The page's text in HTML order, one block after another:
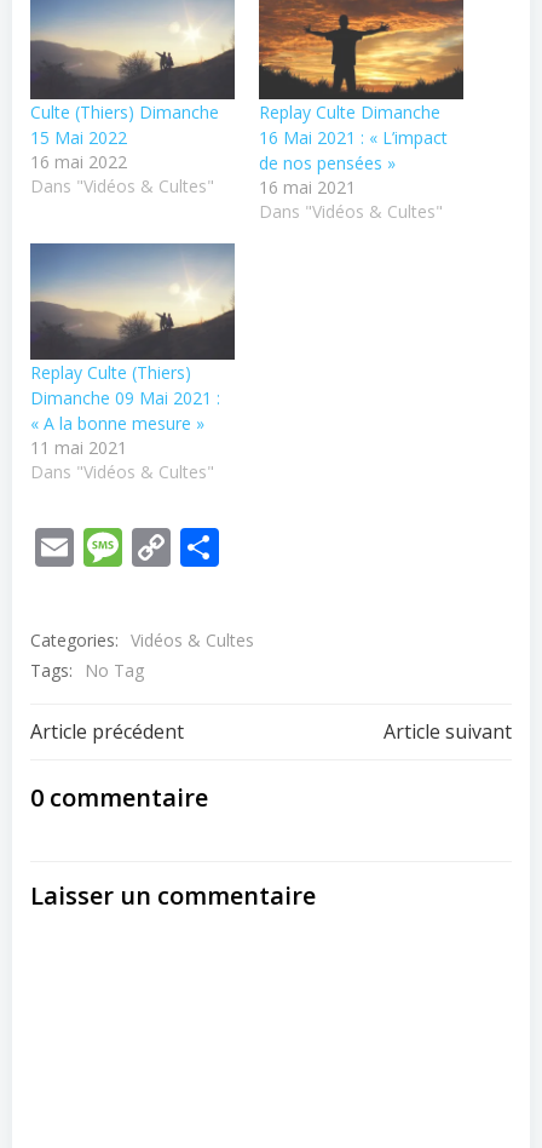
Culte (Thiers) Dimanche
15 Mai 2022
16 mai 2022
Dans "Vidéos & Cultes"
Replay Culte Dimanche
16 Mai 2021 : « L’impact
de nos pensées »
16 mai 2021
Dans "Vidéos & Cultes"
Replay Culte (Thiers)
Dimanche 09 Mai 2021 :
« A la bonne mesure »
11 mai 2021
Dans "Vidéos & Cultes"
EmailMessage
Copy
Link
Categories: Vidéos & Cultes
Tags:
No Tag
Post
navigation
Article précédent Article suivant
0 commentaire
Laisser un commentaire